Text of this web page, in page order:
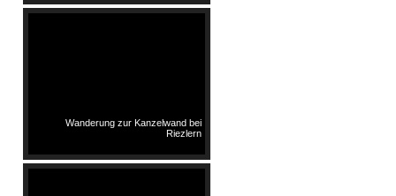
Wanderung zur Kanzelwand bei
Riezlern